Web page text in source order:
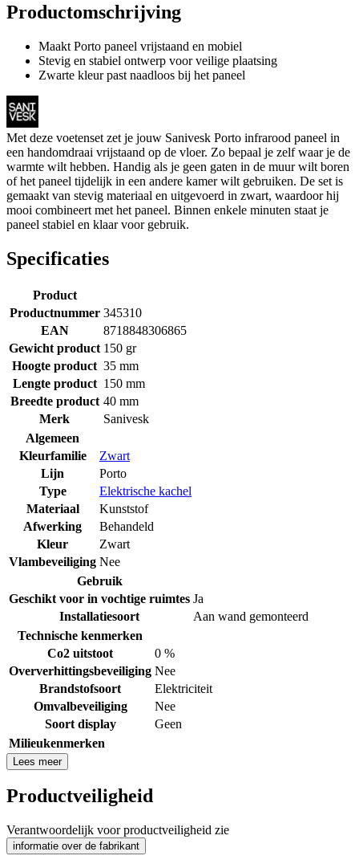
Productomschrijving
Maakt Porto paneel vrijstaand en mobiel
Stevig en stabiel ontwerp voor veilige plaatsing
Zwarte kleur past naadloos bij het paneel
Met deze voetenset zet je jouw Sanivesk Porto infrarood paneel in
een handomdraai vrijstaand op de vloer. Zo bepaal je zelf waar je de
warmte wilt hebben. Handig als je geen gaten in de muur wilt boren
of het paneel tijdelijk in een andere kamer wilt gebruiken. De set is
gemaakt van stevig materiaal en uitgevoerd in zwart, waardoor hij
mooi combineert met het paneel. Binnen enkele minuten staat je
paneel stabiel en klaar voor gebruik.
Specificaties
Product
Productnummer 345310
EAN
8718848306865
Gewicht product 150 gr
Hoogte product 35 mm
Lengte product 150 mm
Breedte product 40 mm
Merk
Sanivesk
Algemeen
Kleurfamilie
Zwart
Lijn
Porto
Type
Elektrische kachel
Materiaal
Kunststof
Afwerking
Behandeld
Kleur
Zwart
Vlambeveiliging Nee
Gebruik
Geschikt voor in vochtige ruimtes Ja
Installatiesoort
Aan wand gemonteerd
Technische kenmerken
Co2 uitstoot
0 %
Oververhittingsbeveiliging Nee
Brandstofsoort
Elektriciteit
Omvalbeveiliging
Nee
Soort display
Geen
Milieukenmerken
Lees meer
Productveiligheid
Verantwoordelijk voor productveiligheid zie
informatie over de fabrikant